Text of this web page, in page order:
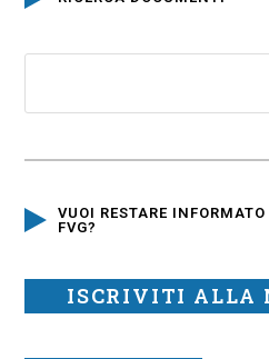
VUOI RESTARE
FVG?
ISCRIVITI ALLA